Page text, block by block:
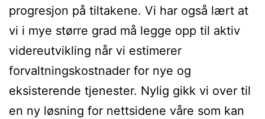
progresjon på tiltakene. Vi har også lært at
vi i mye større grad må legge opp til aktiv
videreutvikling når vi estimerer
forvaltningskostnader for nye og
eksisterende tjenester. Nylig gikk vi over til
en ny løsning for nettsidene våre som kan